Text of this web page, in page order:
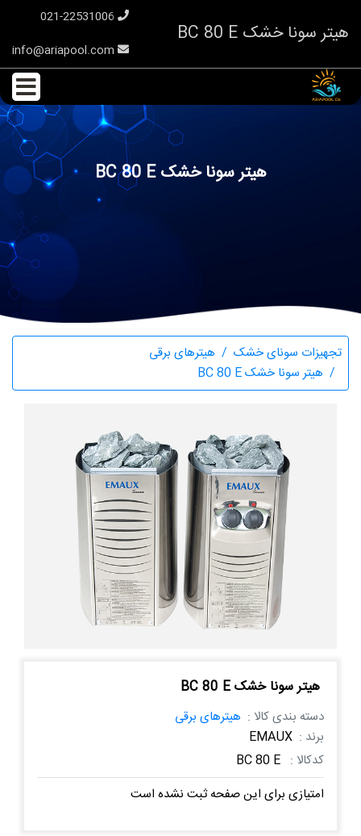
هیتر سونا خشک BC 80 E
هیتر سونا خشک BC 80 E
تجهیزات سونای خشک
هیترهای برقی
هیتر سونا خشک BC 80 E
هیتر سونا خشک BC 80 E
دسته بندی کالا : هیترهای برقی
برند : EMAUX
کدکالا : BC 80 E
امتیازی برای این صفحه ثبت نشده است